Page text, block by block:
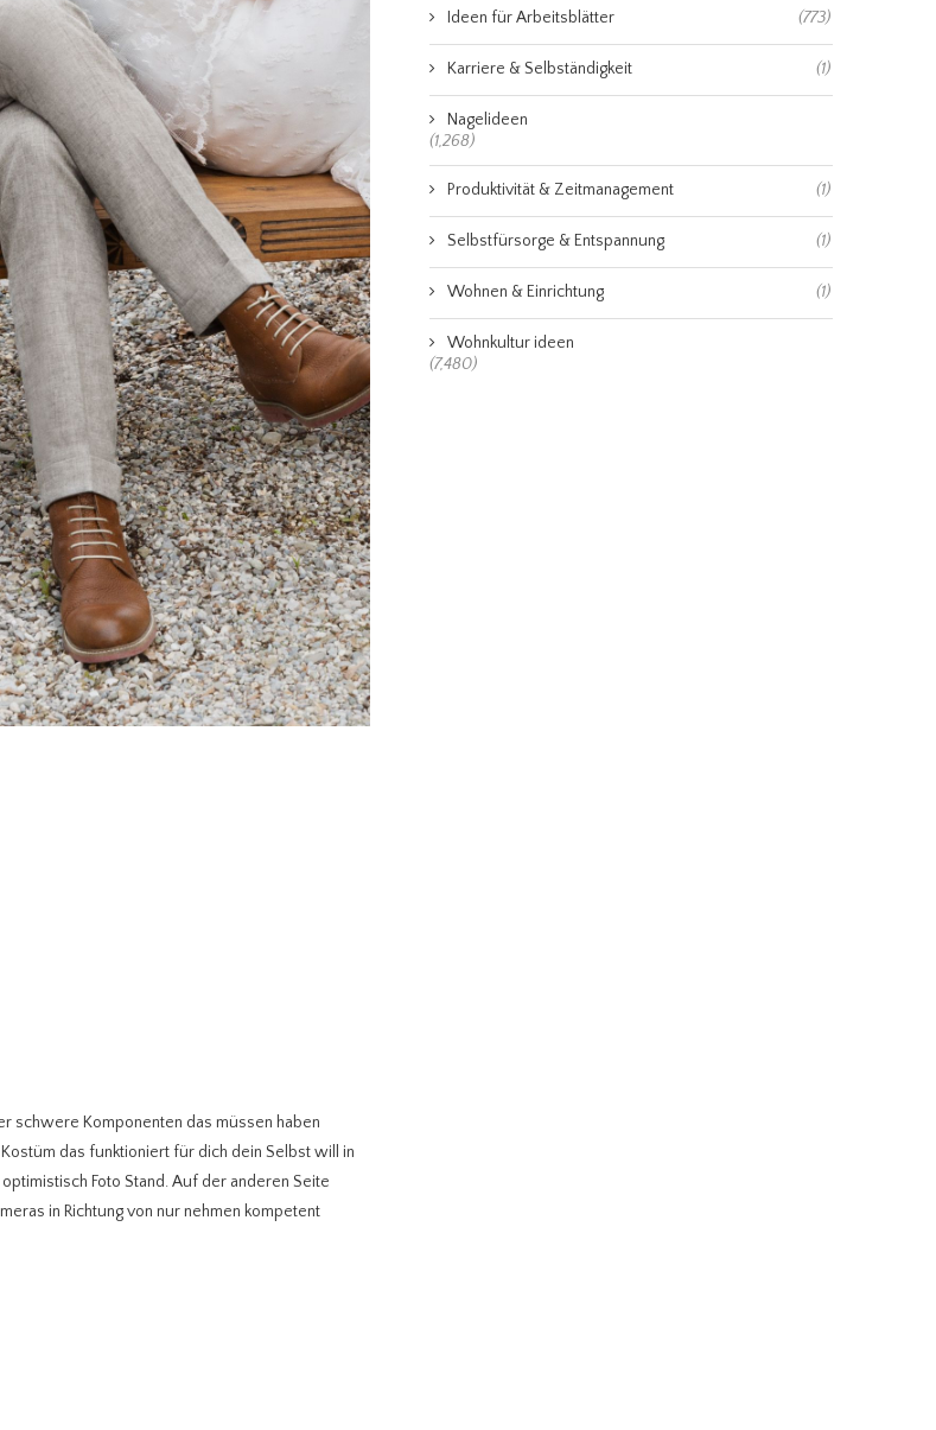
schwere Komponenten das müssen haben
das funktioniert für dich dein Selbst will in
Foto Stand. Auf der anderen Seite
in Richtung von nur nehmen kompetent
Ideen für Arbeitsblätter (773)
Karriere & Selbständigkeit (1)
Nagelideen
(1,268)
Produktivität & Zeitmanagement (1)
Selbstfürsorge & Entspannung (1)
Wohnen & Einrichtung (1)
Wohnkultur ideen
(7,480)